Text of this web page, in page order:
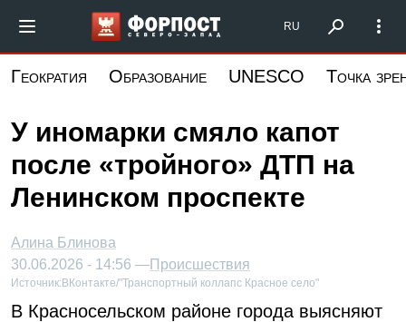
основному
Форпост Северо-Запад
RU
Геократия Образование UNESCO Точка
У иномарки смяло капот
после «тройного» ДТП на
Ленинском проспекте
Алина Блинова
30.06.2026 - 14:56 —Происшествия
Источник: ВКонтакте/"Транспортный коллапс Красное село"
В Красносельском районе города выясняют